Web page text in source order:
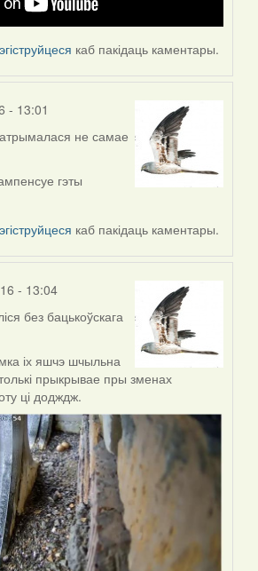
каб пакідаць каментары.
- 13:01
не самае
гэты
каб пакідаць каментары.
- 13:04
без бацькоўскага
іх яшчэ шчыльна
прыкрывае пры зменах
ці додждж.